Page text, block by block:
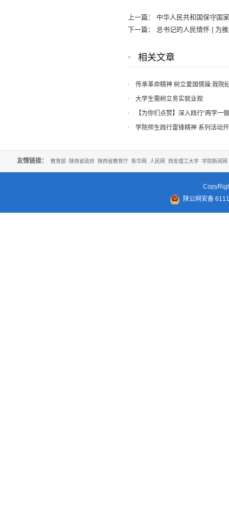
上一篇： 中华人民共和国保守国
下一篇： 总书记的人民情怀 | 为
相关文章
传承革命精神 树立爱国情操:我院
活动大学生需树立务实就业观
【为你们点赞】深入践行“两学一
学院师生践行雷锋精神 系列活动
友情链接： 教育部 陕西省政府 陕西省教育厅 新华网 人民网 西安理工大学 学院新闻网
陕公网安备